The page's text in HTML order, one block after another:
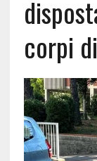
corpi